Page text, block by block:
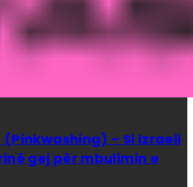
– Si Izraeli
gej për mbulimin e